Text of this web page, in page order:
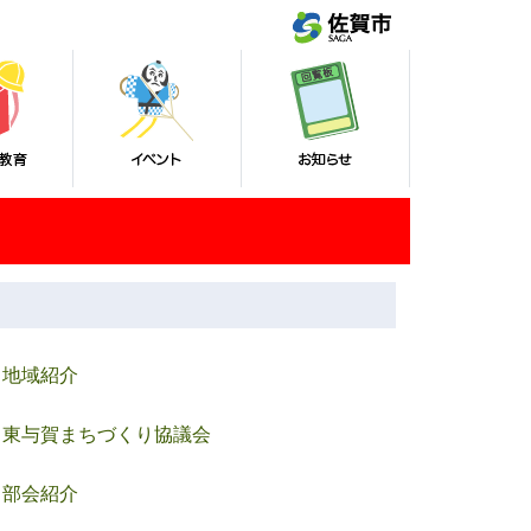
地域紹介
東与賀まちづくり協議会
部会紹介